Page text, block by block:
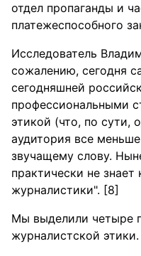
отдел пропаганды и
платежеспособного
Исследователь
сожалению, сегодня
сегодняшней
профессиональными
этикой (что, по сути,
аудитория все
звучащему слову.
практически не знает
журналистики". [8]
Мы выделили четыре
журналистской этики.